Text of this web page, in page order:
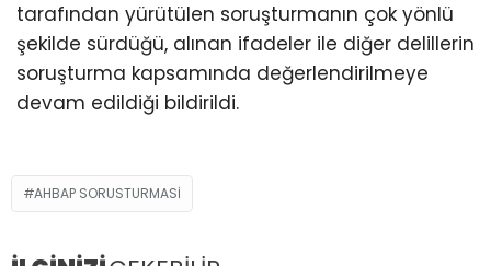
tarafından yürütülen soruşturmanın çok yönlü
şekilde sürdüğü, alınan ifadeler ile diğer delillerin
soruşturma kapsamında değerlendirilmeye
devam edildiği bildirildi.
AHBAP SORUSTURMASI